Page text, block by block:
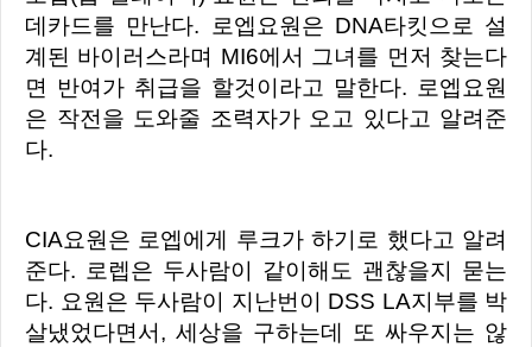
데카드를 만난다. 로엡요원은 DNA타킷으로 설
계된 바이러스라며 MI6에서 그녀를 먼저 찾는다
면 반여가 취급을 할것이라고 말한다. 로엡요원
은 작전을 도와줄 조력자가 오고 있다고 알려준
다.
CIA요원은 로엡에게 루크가 하기로 했다고 알려
준다. 로렙은 두사람이 같이해도 괜찮을지 묻는
다. 요원은 두사람이 지난번이 DSS LA지부를 박
살냈었다면서, 세상을 구하는데 또 싸우지는 않